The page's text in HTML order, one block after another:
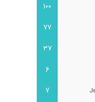
100
77
37
6
7